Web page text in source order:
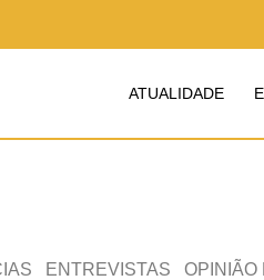
ATUALIDADE
ENTREVISTAS OPINIÃO